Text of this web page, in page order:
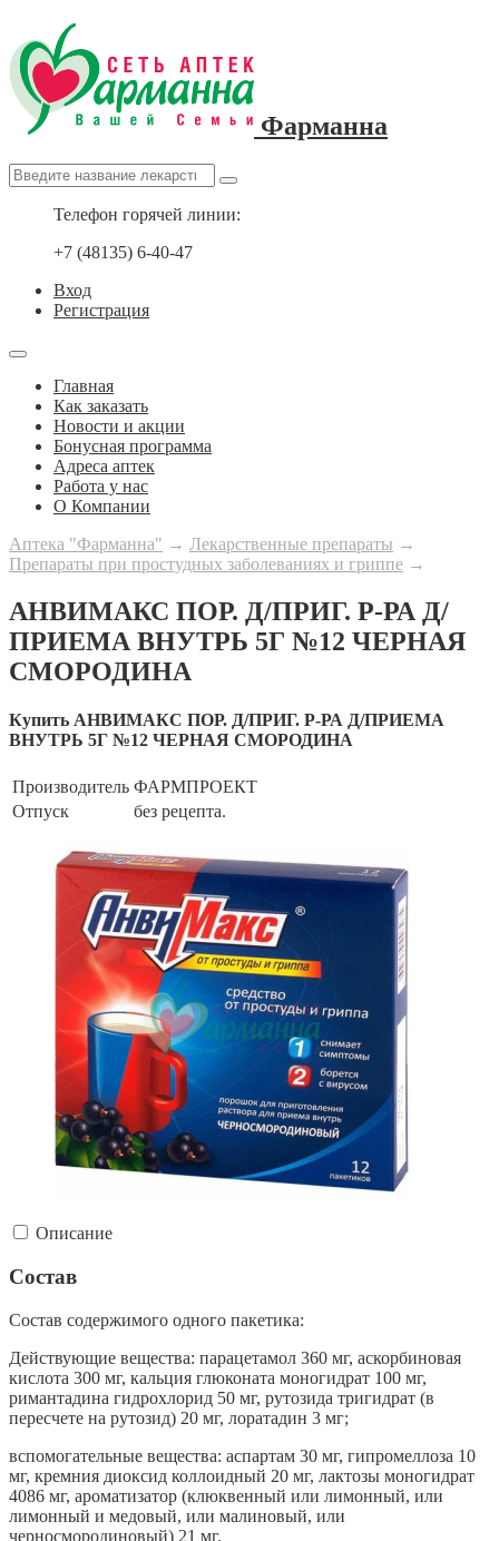
Фарманна
Телефон горячей линии:
+7 (48135) 6-40-47
Вход
Регистрация
Главная
Как заказать
Новости и акции
Бонусная программа
Адреса аптек
Работа у нас
О Компании
Аптека "Фарманна" → Лекарственные препараты →
Препараты при простудных заболеваниях и гриппе →
АНВИМАКС ПОР. Д/ПРИГ. Р-РА Д/
ПРИЕМА ВНУТРЬ 5Г №12 ЧЕРНАЯ
СМОРОДИНА
Купить АНВИМАКС ПОР. Д/ПРИГ. Р-РА Д/ПРИЕМА
ВНУТРЬ 5Г №12 ЧЕРНАЯ СМОРОДИНА
Производитель ФАРМПРОЕКТ
Отпуск
без рецепта.
Описание
Состав
Состав содержимого одного пакетика:
Действующие вещества: парацетамол 360 мг, аскорбиновая
кислота 300 мг, кальция глюконата моногидрат 100 мг,
римантадина гидрохлорид 50 мг, рутозида тригидрат (в
пересчете на рутозид) 20 мг, лоратадин 3 мг;
вспомогательные вещества: аспартам 30 мг, гипромеллоза 10
мг, кремния диоксид коллоидный 20 мг, лактозы моногидрат
4086 мг, ароматизатор (клюквенный или лимонный, или
лимонный и медовый, или малиновый, или
черносмородиновый) 21 мг.